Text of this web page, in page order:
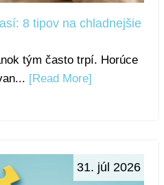
8 tipov na chladnejšie
tým často trpí. Horúce
[Read More]
31. júl 2026